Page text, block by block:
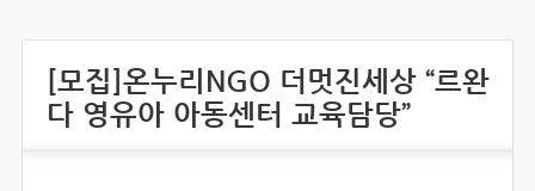
[모집]온누리NGO 더멋진세상 “르완
다 영유아 아동센터 교육담당”